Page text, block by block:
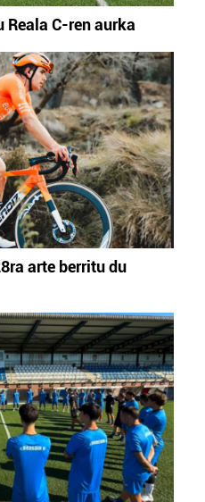
Reala C-ren aurka
arte berritu du